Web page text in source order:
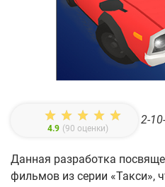
4.9 (90 оценки)
2-
Данная разработка
фильмов из серии «Такси»,